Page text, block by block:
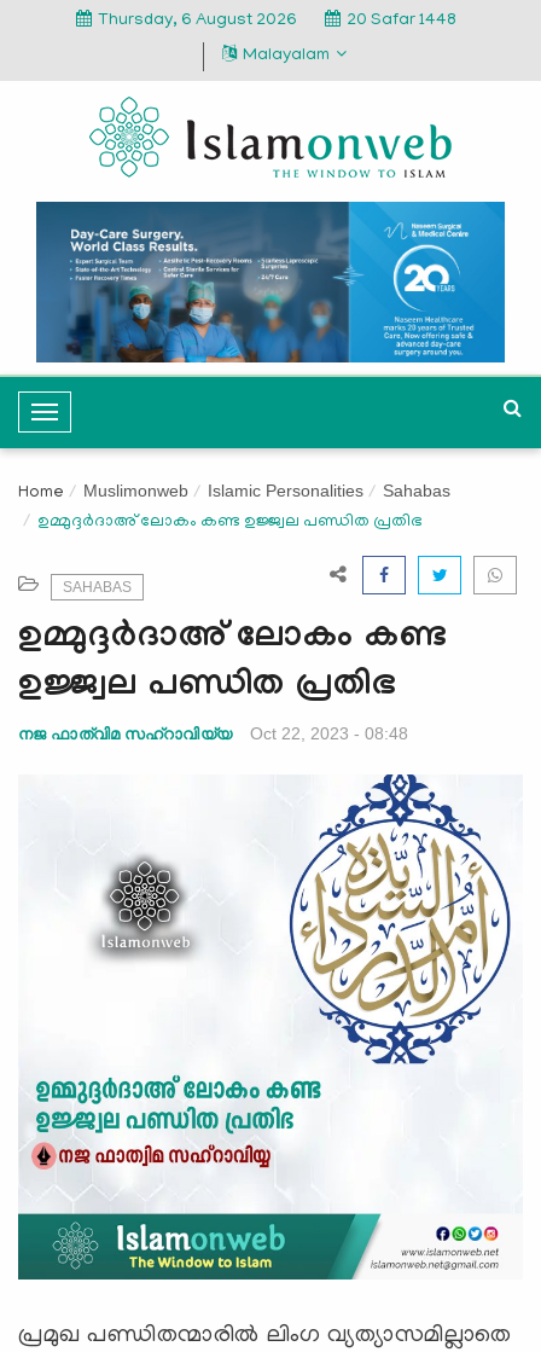
Thursday, 6 August 2026
20 Safar 1448
Malayalam
T
o
g
l
a
v
i
a
Home Muslimonweb Islamic Personalities Sahabas
ഉമ്മുദ്ദർദാഅ് ലോകം കണ്ട ഉജ്ജ്വല പണ്ഡിത പ്രതിഭ
SAHABAS
ഉമ്മുദ്ദർദാഅ് ലോകം കണ്ട
ഉജ്ജ്വല പണ്ഡിത പ്രതിഭ
നജ ഫാത്വിമ സഹ്റാവിയ്യ Oct 22, 2023 - 08:48
പ്രമുഖ പണ്ഡിതന്മാരിൽ ലിംഗ വ്യത്യാസമില്ലാതെ